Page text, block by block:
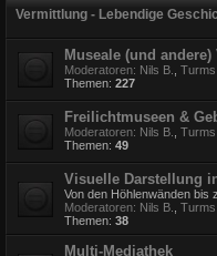
Vermittlung - Lebendige
Museale (und
Moderatoren: Nils B.
Themen: 227
Freilichtmuseen &
Moderatoren: Nils B.
Themen: 49
Visuelle Darstellung
Von den Höhlenwänden bis
Moderatoren: Nils B.
Themen: 38
Multi-Mediathek